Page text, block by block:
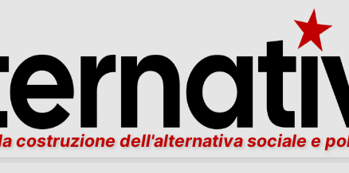
costruzione dell'alternativa sociale e